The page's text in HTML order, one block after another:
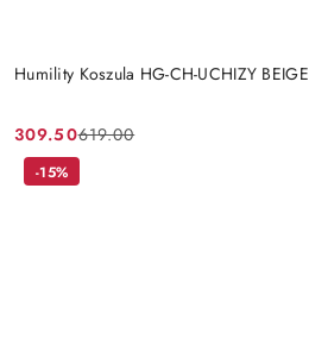
Humility Koszula HG-CH-UCHIZY BEIGE
Cena
promocyjna:
309.50
Cena
przed
619.00
-15%